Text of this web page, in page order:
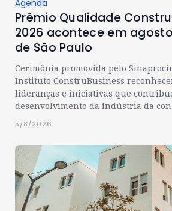
Agenda
Prêmio Qualidade
2026 acontece em
de São Paulo
Cerimônia promovida pelo
Instituto ConstruBusiness
lideranças e iniciativas que
desenvolvimento da indústria da
5/8/2026